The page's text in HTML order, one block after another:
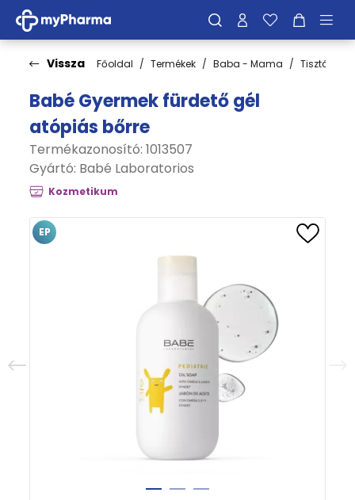
Vissza Főoldal Termékek Baba - Mama
Babé Gyermek fürdető gél
atópiás bőrre
Termékazonosító: 1013507
Gyártó: Babé Laboratorios
Kozmetikum
EP